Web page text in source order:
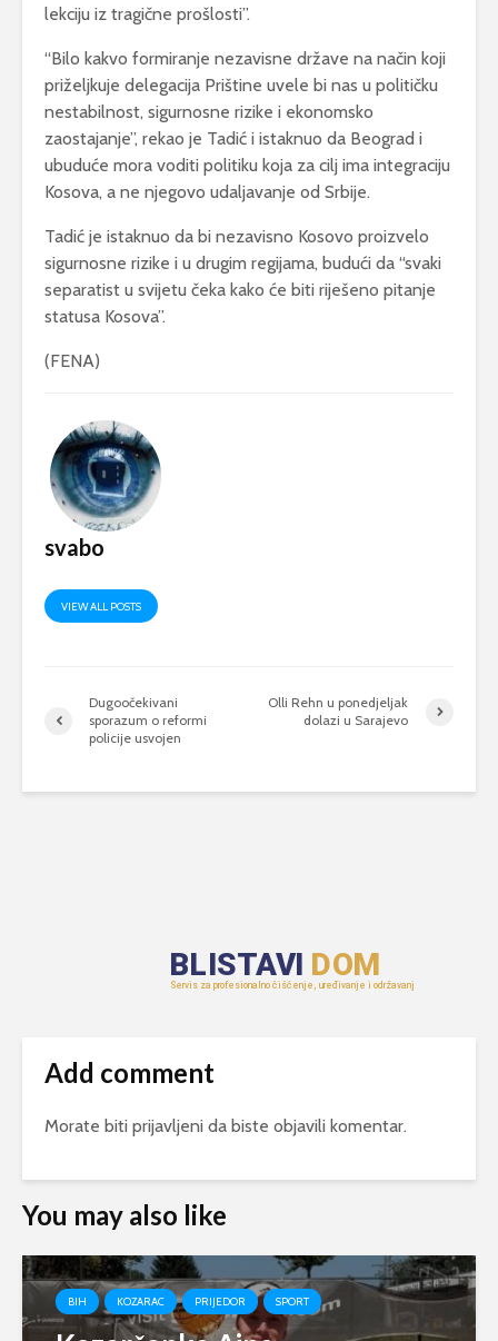
lekciju iz tragične prošlosti”.
“Bilo kakvo formiranje nezavisne države na način koji
priželjkuje delegacija Prištine uvele bi nas u političku
nestabilnost, sigurnosne rizike i ekonomsko
zaostajanje”, rekao je Tadić i istaknuo da Beograd i
ubuduće mora voditi politiku koja za cilj ima integraciju
Kosova, a ne njegovo udaljavanje od Srbije.
Tadić je istaknuo da bi nezavisno Kosovo proizvelo
sigurnosne rizike i u drugim regijama, budući da “svaki
separatist u svijetu čeka kako će biti riješeno pitanje
statusa Kosova”.
(FENA)
svabo
VIEW ALL POSTS
Dugoočekivani
sporazum o reformi
policije usvojen
Olli Rehn u ponedjeljak
dolazi u Sarajevo
Add comment
Morate biti prijavljeni da biste objavili komentar.
You may also like
BIH KOZARAC PRIJEDOR SPORT